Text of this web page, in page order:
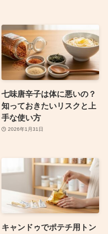
七味唐辛子は体に悪いの？
知っておきたいリスクと上
手な使い方
2026年1月31日
キャンドゥでポテチ用トン